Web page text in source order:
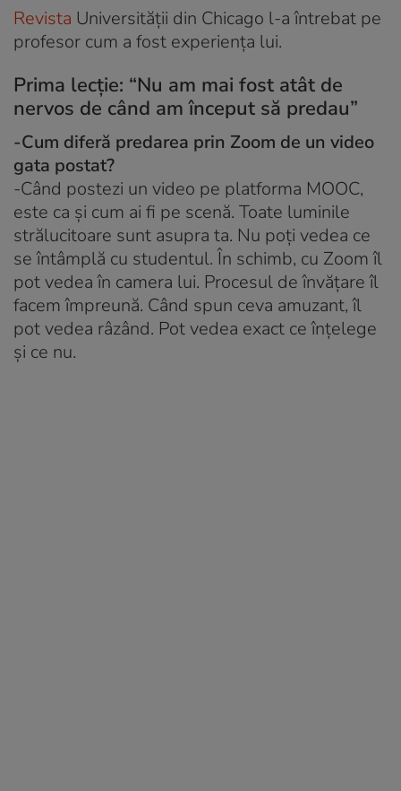
Revista Universității din Chicago l-a întrebat pe
profesor cum a fost experiența lui.
Prima lecție: “Nu am mai fost atât de
nervos de când am început să predau”
-Cum diferă predarea prin Zoom de un video
gata postat?
-Când postezi un video pe platforma MOOC,
este ca și cum ai fi pe scenă. Toate luminile
strălucitoare sunt asupra ta. Nu poți vedea ce
se întâmplă cu studentul. În schimb, cu Zoom îl
pot vedea în camera lui. Procesul de învățare îl
facem împreună. Când spun ceva amuzant, îl
pot vedea râzând. Pot vedea exact ce înțelege
și ce nu.